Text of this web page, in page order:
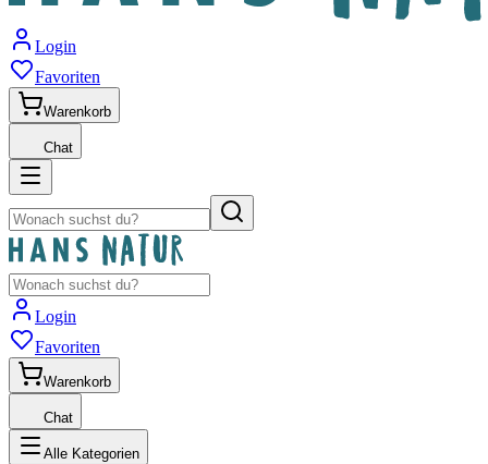
Login
Favoriten
Warenkorb
Chat
Login
Favoriten
Warenkorb
Chat
Alle Kategorien